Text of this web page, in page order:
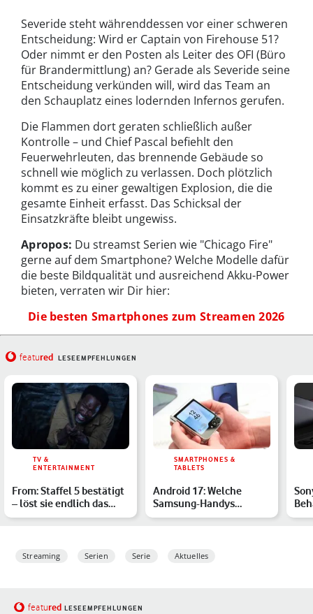
Severide steht währenddessen vor einer schweren
Entscheidung: Wird er Captain von Firehouse 51?
Oder nimmt er den Posten als Leiter des OFI (Büro
für Brandermittlung) an? Gerade als Severide seine
Entscheidung verkünden will, wird das Team an
den Schauplatz eines lodernden Infernos gerufen.
Die Flammen dort geraten schließlich außer
Kontrolle – und Chief Pascal befiehlt den
Feuerwehrleuten, das brennende Gebäude so
schnell wie möglich zu verlassen. Doch plötzlich
kommt es zu einer gewaltigen Explosion, die die
gesamte Einheit erfasst. Das Schicksal der
Einsatzkräfte bleibt ungewiss.
Apropos: Du streamst Serien wie "Chicago Fire"
gerne auf dem Smartphone? Welche Modelle dafür
die beste Bildqualität und ausreichend Akku-Power
bieten, verraten wir Dir hier:
Die besten Smartphones zum Streamen 2026
featured LESEEMPFEHLUNGEN
TV &
ENTERTAINMENT
From: Staffel 5 bestätigt
– löst sie endlich das
Rätsel um den Ma…
SMARTPHONES &
TABLETS
Android 17: Welche
Samsung-Handys
erhalten das Update?
Streaming Serien Serie Aktuelles
featured LESEEMPFEHLUNGEN